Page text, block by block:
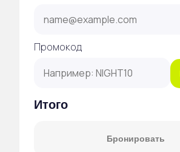
Промокод
Итого
Бронировать